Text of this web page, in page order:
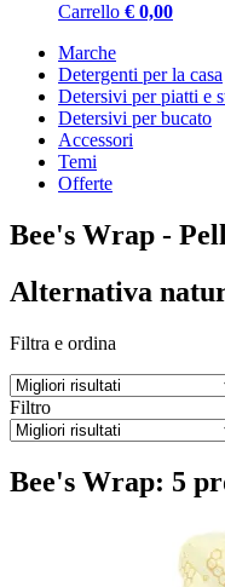
Carrello € 0,00
Marche
Detergenti per la casa
Detersivi per piatti e
Detersivi per bucato
Accessori
Temi
Offerte
Bee's Wrap -
Alternativa
Filtra e ordina
Filtro
Bee's Wrap: 5